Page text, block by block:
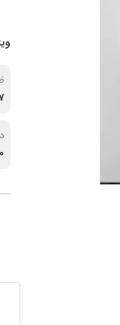
7